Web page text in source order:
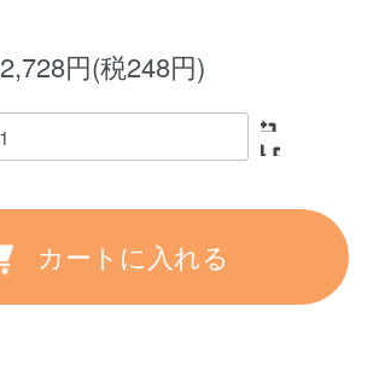
2,728円(税248円)
カートに入れる